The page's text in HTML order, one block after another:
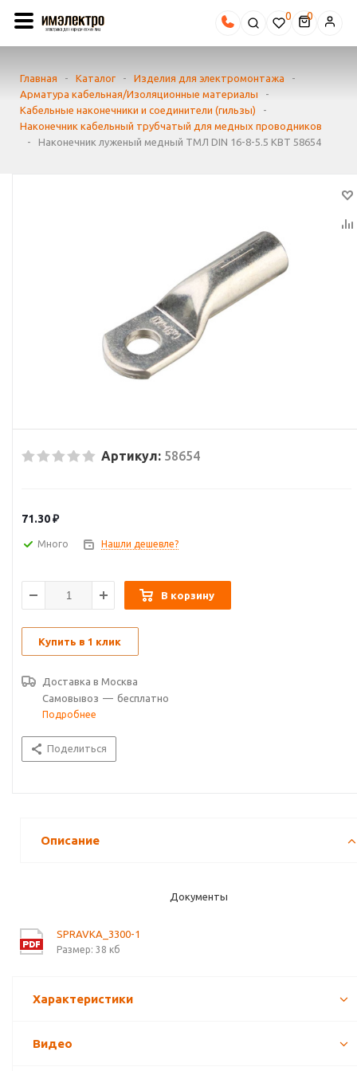
0
Главная - Каталог - Изделия для электромонтажа
-
Арматура кабельная/Изоляционные материалы
-
Кабельные наконечники и соединители (гильзы)
-
Наконечник кабельный трубчатый для медных проводников
-
Наконечник луженый медный ТМЛ DIN 16-8-5.5 КВТ 58654
Артикул: 58654
71.30₽
Много Нашли дешевле?
В корзину
Купить в 1 клик
Доставка в Москва
Самовывоз — бесплатно
Подробнее
Поделиться
Описание
Документы
SPRAVKA_3300-1
Размер: 38 кб
Характеристики
Видео